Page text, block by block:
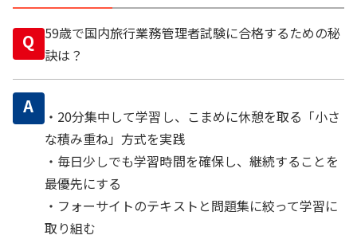
Q
59歳で国内旅行業務管理者試験に合格するための秘
訣は？
A
・20分集中して学習し、こまめに休憩を取る「小さ
な積み重ね」方式を実践
・毎日少しでも学習時間を確保し、継続することを
最優先にする
・フォーサイトのテキストと問題集に絞って学習に
取り組む